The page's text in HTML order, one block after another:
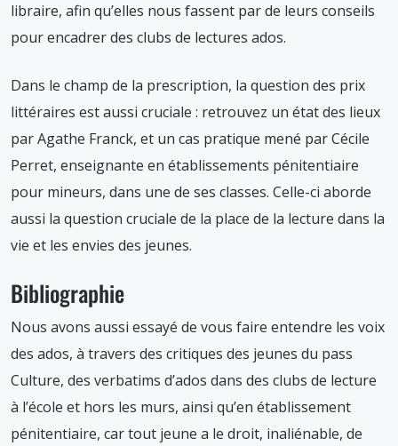
libraire, afin qu’elles nous fassent par de leurs conseils
pour encadrer des clubs de lectures ados.
Dans le champ de la prescription, la question des prix
littéraires est aussi cruciale : retrouvez un état des lieux
par Agathe Franck, et un cas pratique mené par Cécile
Perret, enseignante en établissements pénitentiaire
pour mineurs, dans une de ses classes. Celle-ci aborde
aussi la question cruciale de la place de la lecture dans la
vie et les envies des jeunes.
Bibliographie
Nous avons aussi essayé de vous faire entendre les voix
des ados, à travers des critiques des jeunes du pass
Culture, des verbatims d’ados dans des clubs de lecture
à l’école et hors les murs, ainsi qu’en établissement
pénitentiaire, car tout jeune a le droit, inaliénable, de